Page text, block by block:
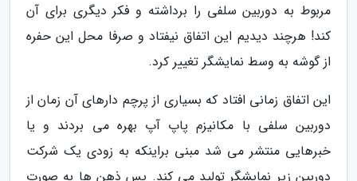
مربوط به دوربین سلفی را برداشته و فکر دیگری برای آن
کند! هرچند دیدیم این اتفاق نیفتاد و صرفا محل این حفره
از گوشه به وسط نمایشگر تغییر کرد.
این اتفاق زمانی افتاد که بسیاری از پرچم دارهای آن زمان از
دوربین سلفی با مکانیزم پاپ آپ بهره می بردند و یا
خبرهایی منتشر می شد مبنی براینکه به زودی یک شرکت
دوربین زیر نمایشگر تولید می کند. پس ذهن ها به صورت